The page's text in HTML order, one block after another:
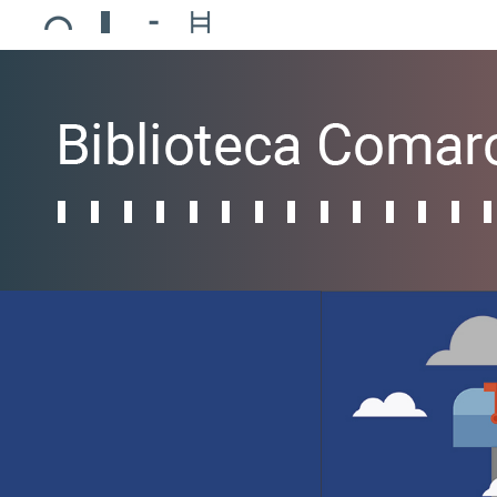
Ajuntament de Mollerussa
Biblioteca Comarcal Jaume Vila
Piscines de Mollerussa